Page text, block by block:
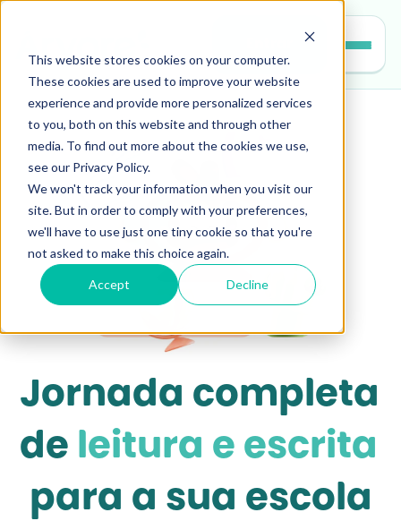
This website stores cookies on your computer.
These cookies are used to improve your website
experience and provide more personalized services
to you, both on this website and through other
media. To find out more about the cookies we use,
see our Privacy Policy.
We won't track your information when you visit our
site. But in order to comply with your preferences,
we'll have to use just one tiny cookie so that you're
not asked to make this choice again.
Accept Decline
Jornada completa
de
para a sua escola